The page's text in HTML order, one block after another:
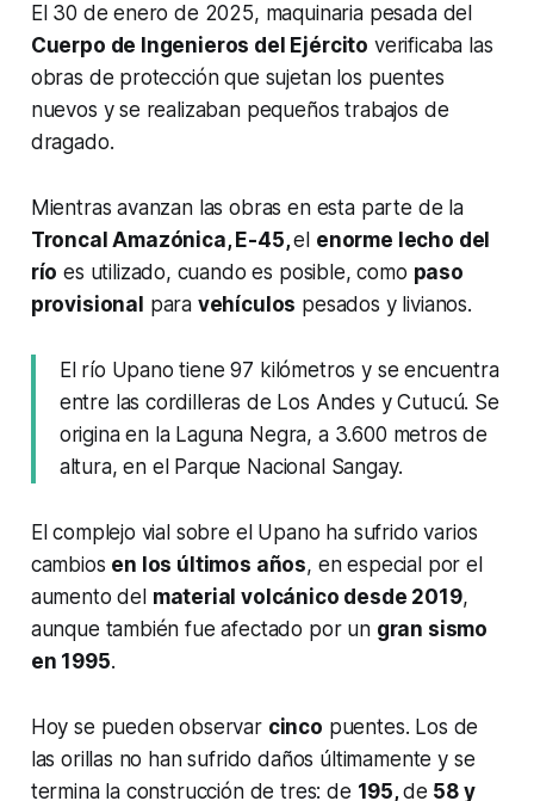
El 30 de enero de 2025, maquinaria pesada del
Cuerpo de Ingenieros del Ejército verificaba las
obras de protección que sujetan los puentes
nuevos y se realizaban pequeños trabajos de
dragado.
Mientras avanzan las obras en esta parte de la
Troncal Amazónica, E-45,el enorme lecho del
río es utilizado, cuando es posible, como paso
provisional para vehículos pesados y livianos.
El río Upano tiene 97 kilómetros y se encuentra
entre las cordilleras de Los Andes y Cutucú. Se
origina en la Laguna Negra, a 3.600 metros de
altura, en el Parque Nacional Sangay.
El complejo vial sobre el Upano ha sufrido varios
cambios en los últimos años, en especial por el
aumento del material volcánico desde 2019,
aunque también fue afectado por un gran sismo
en 1995.
Hoy se pueden observar cinco puentes. Los de
las orillas no han sufrido daños últimamente y se
termina la construcción de tres: de 195,de 58 y